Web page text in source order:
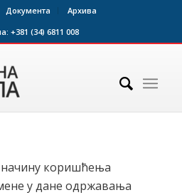
Документа
Архива
+381 (34) 6811 008
коришћења
у дане одржавања